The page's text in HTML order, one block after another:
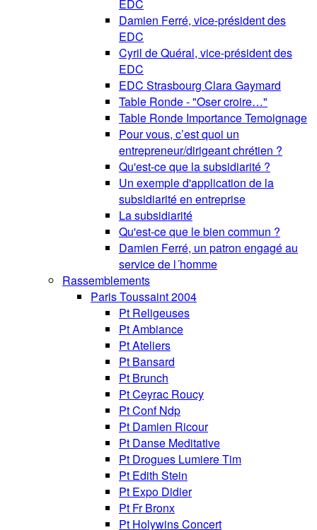
EDC
Damien Ferré, vice-président des
EDC
Cyril de Quéral, vice-président des
EDC
EDC Strasbourg Clara Gaymard
Table Ronde - "Oser croire…"
Table Ronde Importance Temoignage
Pour vous, c’est quoi un
entrepreneur/dirigeant chrétien ?
Qu'est-ce que la subsidiarité ?
Un exemple d'application de la
subsidiarité en entreprise
La subsidiarité
Qu'est-ce que le bien commun ?
Damien Ferré, un patron engagé au
service de l´homme
Rassemblements
Paris Toussaint 2004
Pt Religeuses
Pt Ambiance
Pt Ateliers
Pt Bansard
Pt Brunch
Pt Ceyrac Roucy
Pt Conf Ndp
Pt Damien Ricour
Pt Danse Meditative
Pt Drogues Lumiere Tim
Pt Edith Stein
Pt Expo Didier
Pt Fr Bronx
Pt Holywins Concert